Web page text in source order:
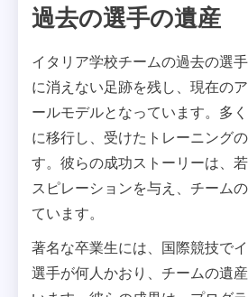
過去の選手の遺産
イタリア学校チームの過去の選
に消えない足跡を残し、現在の
ールモデルとなっています。多
に移行し、受けたトレーニング
す。彼らの成功ストーリーは、
スピレーションを与え、チーム
ています。
著名な卒業生には、国際競技で
選手が何人かおり、チームの遺